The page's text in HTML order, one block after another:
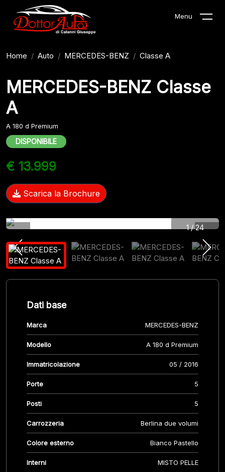
Menu
Home Auto MERCEDES-BENZ Classe A
MERCEDES-BENZ Classe
A
A 180 d Premium
DISPONIBILE
€ 13.999
Scarica la Brochure
1 /24
Dati base
Marca MERCEDES-BENZ
Modello A 180 d Premium
Immatricolazione 05 / 2016
Porte 5
Posti 5
Carrozzeria Berlina due volumi
Colore esterno Bianco Pastello
Interni MISTO PELLE